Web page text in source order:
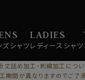
ズシャツ
LADIES
レディース シャツ
詰め加工・刺繍加工につ
期間が異なりますのでご了